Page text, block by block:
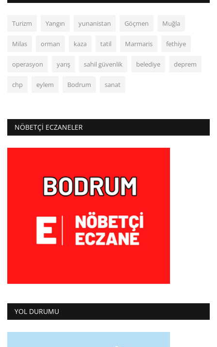
Turizm Yangın yunanistan Göçmen Muğla
Milas orman kaza tatil Marmaris fethiye
operasyon yarış sahil güvenlik belediye deprem
chp eylem Bodrum sanat
NÖBETÇI ECZANELER
YOL DURUMU